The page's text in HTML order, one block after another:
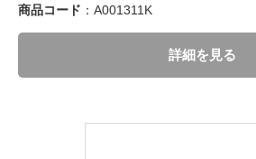
商品コード ：A001311K
詳細を見る